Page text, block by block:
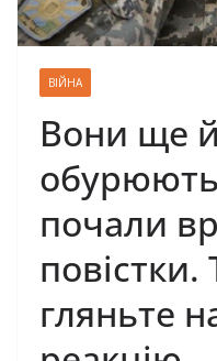
ВІЙНА
Вони ще й
почали
повістки.
гляньте